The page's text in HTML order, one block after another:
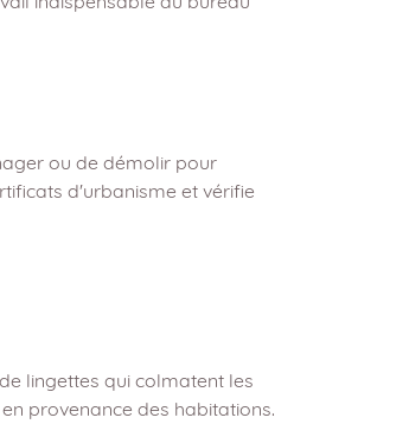
ou de démolir pour
d'urbanisme et vérifie
lingettes qui colmatent les
provenance des habitations.